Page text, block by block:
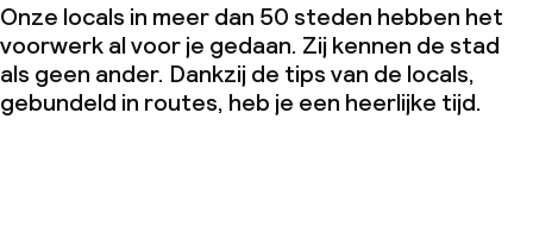
Onze locals in meer dan 50 steden hebben het
voorwerk al voor je gedaan. Zij kennen de stad
als geen ander. Dankzij de tips van de locals,
gebundeld in routes, heb je een heerlijke tijd.